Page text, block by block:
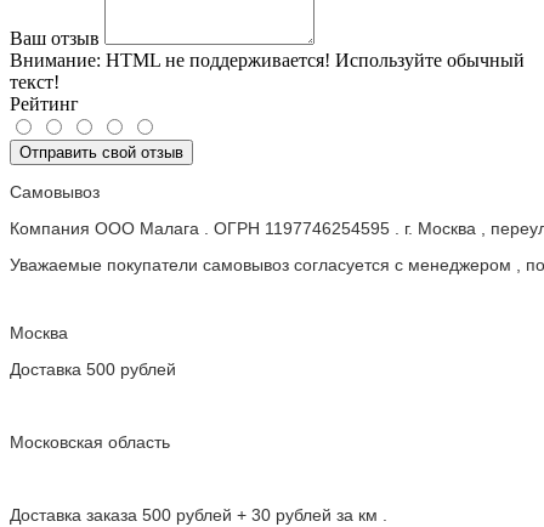
Ваш отзыв
Внимание: HTML не поддерживается! Используйте обычный
текст!
Рейтинг
Отправить свой отзыв
Самовывоз
Компания ООО Малага . ОГРН 1197746254595 . г. Москва ,
Уважаемые покупатели самовывоз согласуется с менеджером ,
Москва
Доставка 500 рублей
Московская область
Доставка заказа 500 рублей + 30 рублей за км .